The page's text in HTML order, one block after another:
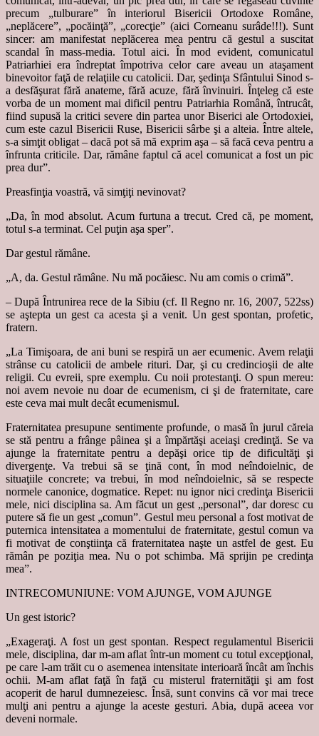
precum „tulburare” în interiorul Bisericii Ortodoxe Române,
„neplăcere”, „pocăinţă”, „corecţie” (aici Corneanu surâde!!!). Sunt
sincer: am manifestat neplăcerea mea pentru că gestul a suscitat
scandal în mass-media. Totul aici. În mod evident, comunicatul
Patriarhiei era îndreptat împotriva celor care aveau un ataşament
binevoitor faţă de relaţiile cu catolicii. Dar, şedinţa Sfântului Sinod s-
a desfăşurat fără anateme, fără acuze, fără învinuiri. Înţeleg că este
vorba de un moment mai dificil pentru Patriarhia Română, întrucât,
fiind supusă la critici severe din partea unor Biserici ale Ortodoxiei,
cum este cazul Bisericii Ruse, Bisericii sârbe şi a alteia. Între altele,
s-a simţit obligat – dacă pot să mă exprim aşa – să facă ceva pentru a
înfrunta criticile. Dar, rămâne faptul că acel comunicat a fost un pic
prea dur”.
Preasfinţia voastră, vă simţiţi nevinovat?
„Da, în mod absolut. Acum furtuna a trecut. Cred că, pe moment,
totul s-a terminat. Cel puţin aşa sper”.
Dar gestul rămâne.
„A, da. Gestul rămâne. Nu mă pocăiesc. Nu am comis o crimă”.
– După Întrunirea rece de la Sibiu (cf. Il Regno nr. 16, 2007, 522ss)
se aştepta un gest ca acesta şi a venit. Un gest spontan, profetic,
fratern.
„La Timişoara, de ani buni se respiră un aer ecumenic. Avem relaţii
strânse cu catolicii de ambele rituri. Dar, şi cu credincioşii de alte
religii. Cu evreii, spre exemplu. Cu noii protestanţi. O spun mereu:
noi avem nevoie nu doar de ecumenism, ci şi de fraternitate, care
este ceva mai mult decât ecumenismul.
Fraternitatea presupune sentimente profunde, o masă în jurul căreia
se stă pentru a frânge pâinea şi a împărtăşi aceiaşi credinţă. Se va
ajunge la fraternitate pentru a depăşi orice tip de dificultăţi şi
divergenţe. Va trebui să se ţină cont, în mod neîndoielnic, de
situaţiile concrete; va trebui, în mod neîndoielnic, să se respecte
normele canonice, dogmatice. Repet: nu ignor nici credinţa Bisericii
mele, nici disciplina sa. Am făcut un gest „personal”, dar doresc cu
putere să fie un gest „comun”. Gestul meu personal a fost motivat de
puternica intensitatea a momentului de fraternitate, gestul comun va
fi motivat de conştiinţa că fraternitatea naşte un astfel de gest. Eu
rămân pe poziţia mea. Nu o pot schimba. Mă sprijin pe credinţa
mea”.
INTRECOMUNIUNE: VOM AJUNGE, VOM AJUNGE
Un gest istoric?
„Exageraţi. A fost un gest spontan. Respect regulamentul Bisericii
mele, disciplina, dar m-am aflat într-un moment cu totul excepţional,
pe care l-am trăit cu o asemenea intensitate interioară încât am închis
ochii. M-am aflat faţă în faţă cu misterul fraternităţii şi am fost
acoperit de harul dumnezeiesc. Însă, sunt convins că vor mai trece
mulţi ani pentru a ajunge la aceste gesturi. Abia, după aceea vor
deveni normale.